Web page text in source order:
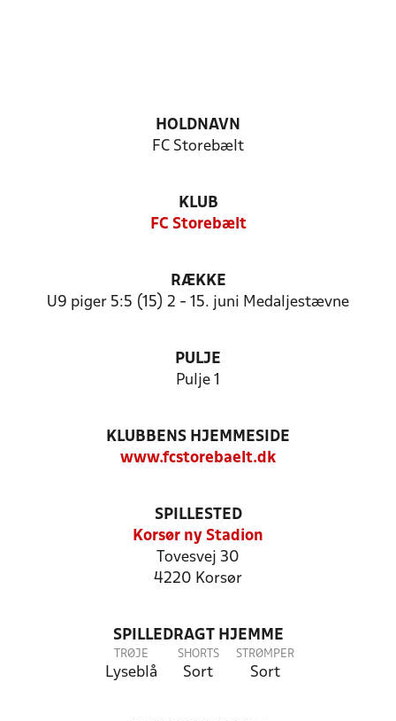
HOLDNAVN
FC Storebælt
KLUB
FC Storebælt
RÆKKE
U9 piger 5:5 (15) 2 - 15. juni Medaljestævne
PULJE
Pulje 1
KLUBBENS HJEMMESIDE
www.fcstorebaelt.dk
SPILLESTED
Korsør ny Stadion
Tovesvej 30
4220 Korsør
SPILLEDRAGT HJEMME
TRØJE
Lyseblå
SHORTS
Sort
STRØMPER
Sort